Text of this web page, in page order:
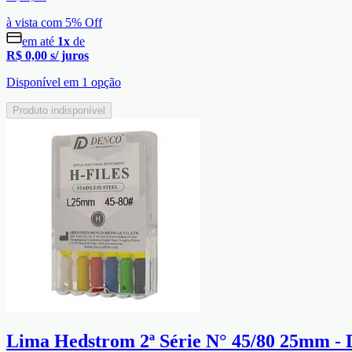
à vista com 5% Off
em até 1x de
R$ 0,00 s/ juros
Disponível em 1 opção
Produto indisponível
Lima Hedstrom 2ª Série N° 45/80 25mm -